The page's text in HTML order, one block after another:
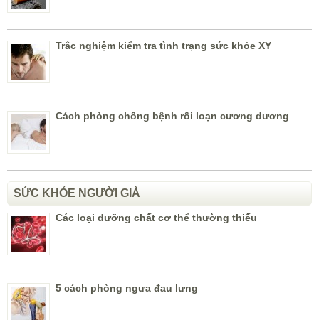
Trắc nghiệm kiểm tra tình trạng sức khỏe XY
Cách phòng chống bệnh rối loạn cương dương
SỨC KHỎE NGƯỜI GIÀ
Các loại dưỡng chất cơ thể thường thiếu
5 cách phòng ngưa đau lưng